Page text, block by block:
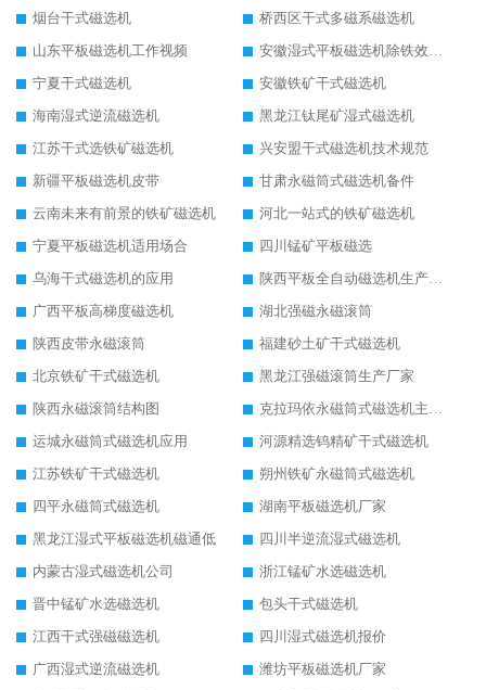
烟台干式磁选机
桥西区干式多磁系磁选机
山东平板磁选机工作视频
安徽湿式平板磁选机除铁效果怎么样
宁夏干式磁选机
安徽铁矿干式磁选机
海南湿式逆流磁选机
黑龙江钛尾矿湿式磁选机
江苏干式选铁矿磁选机
兴安盟干式磁选机技术规范
新疆平板磁选机皮带
甘肃永磁筒式磁选机备件
云南未来有前景的铁矿磁选机
河北一站式的铁矿磁选机
宁夏平板磁选机适用场合
四川锰矿平板磁选
乌海干式磁选机的应用
陕西平板全自动磁选机生产厂家
广西平板高梯度磁选机
湖北强磁永磁滚筒
陕西皮带永磁滚筒
福建砂土矿干式磁选机
北京铁矿干式磁选机
黑龙江强磁滚筒生产厂家
陕西永磁滚筒结构图
克拉玛依永磁筒式磁选机主要技术参数
运城永磁筒式磁选机应用
河源精选钨精矿干式磁选机
江苏铁矿干式磁选机
朔州铁矿永磁筒式磁选机
四平永磁筒式磁选机
湖南平板磁选机厂家
黑龙江湿式平板磁选机磁通低
四川半逆流湿式磁选机
内蒙古湿式磁选机公司
浙江锰矿水选磁选机
晋中锰矿水选磁选机
包头干式磁选机
江西干式强磁磁选机
四川湿式磁选机报价
广西湿式逆流磁选机
潍坊平板磁选机厂家